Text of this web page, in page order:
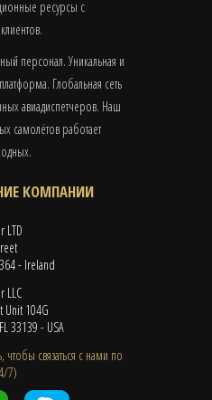
ресурсы с
персонал. Уникальная и
Глобальная сеть
авиадиспетчеров. Наш
самолётов работает
КОМПАНИИ
LTD
- Ireland
LLC
Unit 104G
33139 - USA
чтобы связаться с нами по
7)